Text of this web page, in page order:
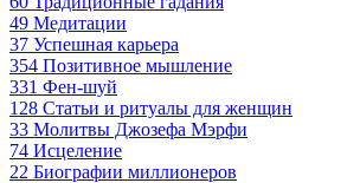
49 Медитации
37 Успешная карьера
354 Позитивное мышление
331 Фен-шуй
128 Статьи и ритуалы для женщин
33 Молитвы Джозефа Мэрфи
74 Исцеление
22 Биографии миллионеров